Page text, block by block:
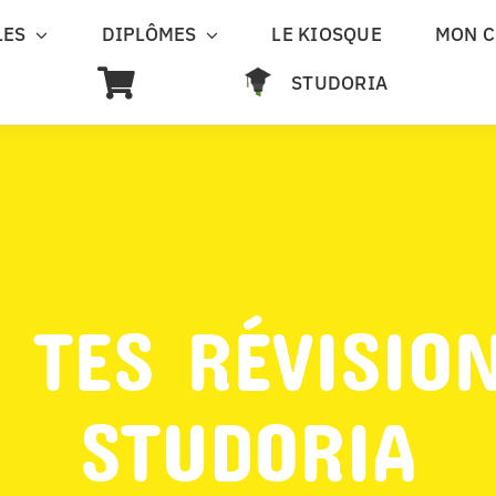
DIPLÔMES LE KIOSQUE
MON
STUDORIA
TES
STUDORIA